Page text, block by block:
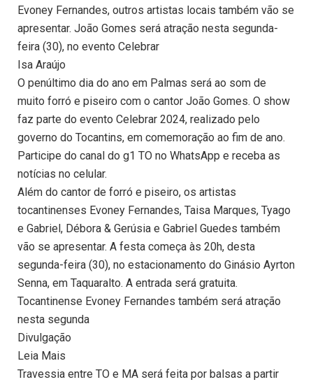
Evoney Fernandes, outros artistas locais também vão se
apresentar. João Gomes será atração nesta segunda-
feira (30), no evento Celebrar
Isa Araújo
O penúltimo dia do ano em Palmas será ao som de
muito forró e piseiro com o cantor João Gomes. O show
faz parte do evento Celebrar 2024, realizado pelo
governo do Tocantins, em comemoração ao fim de ano.
Participe do canal do g1 TO no WhatsApp e receba as
notícias no celular.
Além do cantor de forró e piseiro, os artistas
tocantinenses Evoney Fernandes, Taisa Marques, Tyago
e Gabriel, Débora & Gerúsia e Gabriel Guedes também
vão se apresentar. A festa começa às 20h, desta
segunda-feira (30), no estacionamento do Ginásio Ayrton
Senna, em Taquaralto. A entrada será gratuita.
Tocantinense Evoney Fernandes também será atração
nesta segunda
Divulgação
Leia Mais
Travessia entre TO e MA será feita por balsas a partir